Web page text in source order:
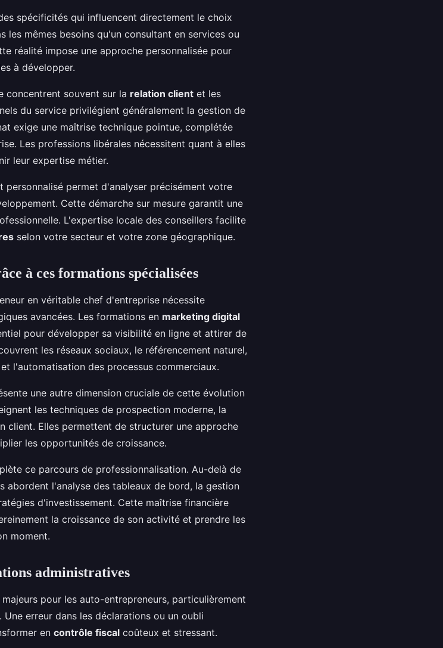
spécificités qui influencent directement le choix
les mêmes besoins qu'un consultant en services ou
réalité impose une approche personnalisée pour
à développer.
concentrent souvent sur la relation client et les
du service privilégient généralement la gestion de
exige une maîtrise technique pointue, complétée
Les professions libérales nécessitent quant à elles
leur expertise métier.
personnalisé permet d'analyser précisément votre
Cette démarche sur mesure garantit une
L'expertise locale des conseillers facilite
selon votre secteur et votre zone géographique.
à ces formations spécialisées
en véritable chef d'entreprise nécessite
avancées. Les formations en marketing digital
pour développer sa visibilité en ligne et attirer de
les réseaux sociaux, le référencement naturel,
l'automatisation des processus commerciaux.
une autre dimension cruciale de cette évolution
les techniques de prospection moderne, la
client. Elles permettent de structurer une approche
les opportunités de croissance.
ce parcours de professionnalisation. Au-delà de
abordent l'analyse des tableaux de bord, la gestion
d'investissement. Cette maîtrise financière
la croissance de son activité et prendre les
moment.
administratives
pour les auto-entrepreneurs, particulièrement
erreur dans les déclarations ou un oubli
en contrôle fiscal coûteux et stressant.